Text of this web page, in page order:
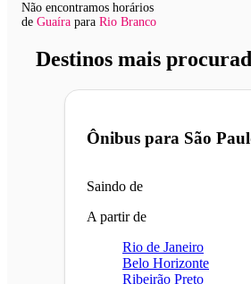
Não encontramos horários
de Guaíra para Rio Branco
Destinos mais
Ônibus para São
Saindo de
A partir de
Rio de Janeiro
Belo Horizonte
Ribeirão Preto